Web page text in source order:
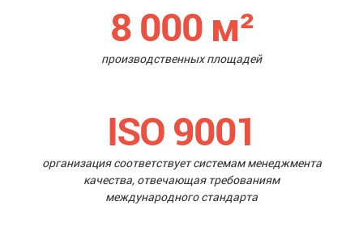
8 000 м²
производственных площадей
ISO 9001
организация соответствует системам менеджмента
качества, отвечающая требованиям
международного стандарта